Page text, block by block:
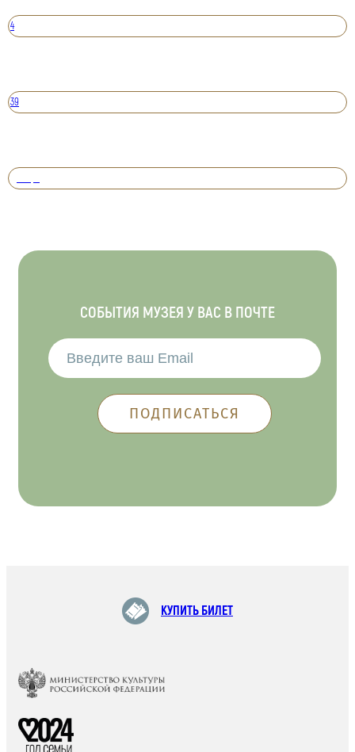
4
39
СОБЫТИЯ МУЗЕЯ У ВАС В ПОЧТЕ
КУПИТЬ БИЛЕТ